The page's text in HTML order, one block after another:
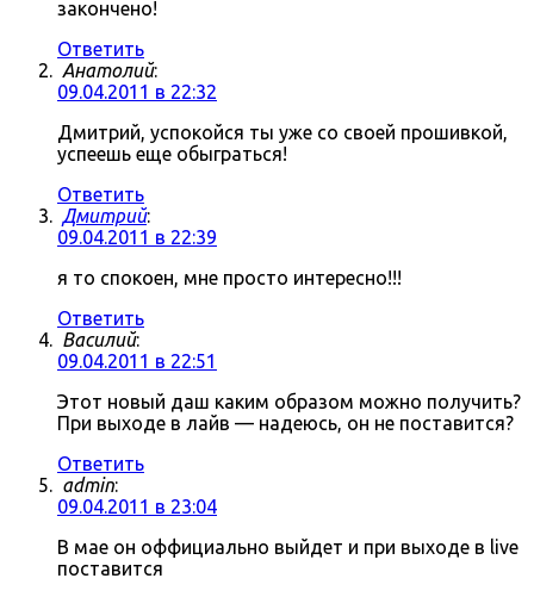
закончено!
Ответить
Анатолий:
09.04.2011 в 22:32
Дмитрий, успокойся ты уже со своей прошивкой,
успеешь еще обыграться!
Ответить
Дмитрий:
09.04.2011 в 22:39
я то спокоен, мне просто интересно!!!
Ответить
Василий:
09.04.2011 в 22:51
Этот новый даш каким образом можно получить?
При выходе в лайв — надеюсь, он не поставится?
Ответить
admin:
09.04.2011 в 23:04
В мае он оффициально выйдет и при выходе в live
поставится